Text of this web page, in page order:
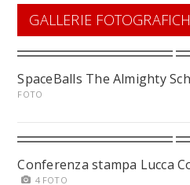
GALLERIE
SpaceBalls The Almighty
FOTO
Conferenza stampa Lucca
4 FOTO